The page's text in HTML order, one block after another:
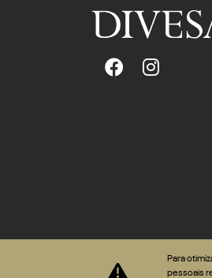
Desenvolvido pela
Para
pessoais